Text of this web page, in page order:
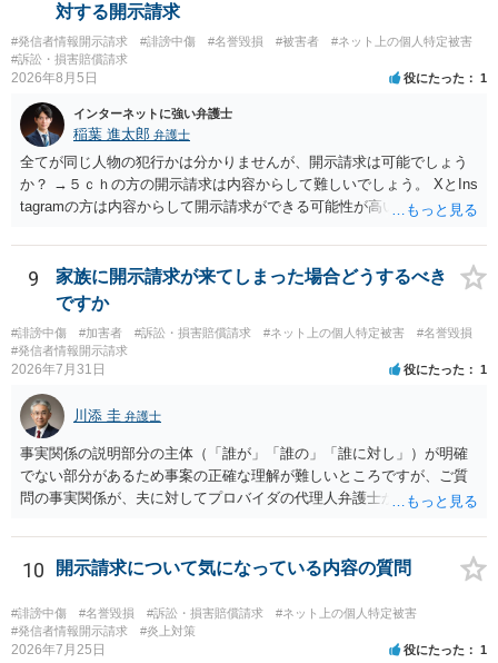
対する開示請求
#発信者情報開示請求 #誹謗中傷 #名誉毀損 #被害者
#ネット上の個人特定被害
#訴訟・損害賠償請求
2026年8月5日 役にたった 1
インターネットに強い弁護士
稲葉 進太郎 弁護士
全てが同じ人物の犯行かは分かりませんが、開示請求は可能でしょう
か？ →５ｃｈの方の開示請求は内容からして難しいでしょう。 XとIns
tagramの方は内容からして開示請求ができる可能性が高いでしょう。
いでしょう。７月中にアカウントが削除されている場合、今から進め
ても失敗する可能性が高いように思われます。 相手を特定できた場
合、相手に全ての弁護士費用を負担させることは可能でしょうか？ →
訴訟外の交渉で相手方が認めれば負担させることができるでしょう。
訴訟で判決となった場合は、実際の弁護士費用が認められる場合と認
められない場合があり何ともいえないところでしょう。
9
家族に開示請求が来てしまった場合どうするべき
ですか
#誹謗中傷 #加害者 #訴訟・損害賠償請求 #ネット上の個人特定被害
#名誉毀損
#発信者情報開示請求
2026年7月31日 役にたった 1
川添 圭 弁護士
事実関係の説明部分の主体（「誰が」「誰の」「誰に対し」）が明確
でない部分があるため事案の正確な理解が難しいところですが、ご質
問の事実関係が、夫に対してプロバイダの代理人弁護士から発信者情
情報として夫の氏名と住所が開示され、開示請求者（の代理人弁護
士）が、夫に対して内容証明郵便を送ったり訴訟の提起がなされたり
る女性？）の代理人弁護士へ、実は投稿者があなたであるという内容
とともに、あなたから連絡することもあり得ます。 夫がクレーム電話
を入れた「相手方の法律事務所」というのがプロバイダの代理人の事
10 開示請求について気になっている内容の質問
#誹謗中傷 #名誉毀損 #訴訟・損害賠償請求
#ネット上の個人特定被害
#発信者情報開示請求
#炎上対策
2026年7月25日 役にたった 1